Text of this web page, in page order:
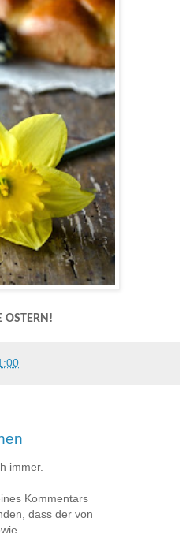
OSTERN!
immer.
Kommentars
dass der von